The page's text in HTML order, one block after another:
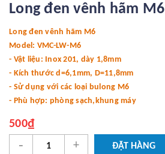
Long đen vênh hãm M6
Long đen vênh hãm M6
Model: VMC-LW-M6
- Vật liệu: Inox 201, dày 1,8mm
- Kích thước d=6,1mm, D=11,8mm
- Sử dụng với các loại bulong M6
- Phù hợp: phòng sạch,khung máy
500₫
- + ĐẶT HÀNG